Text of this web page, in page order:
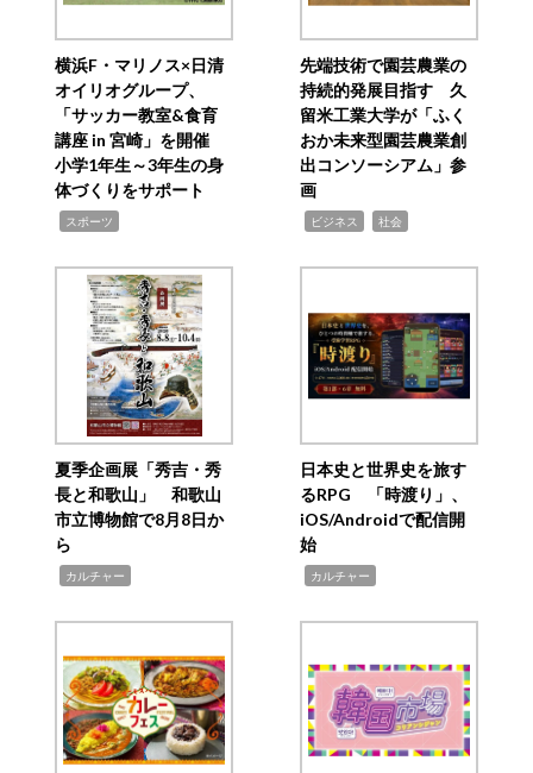
横浜F・マリノス×日清
オイリオグループ、
「サッカー教室&食育
講座 in 宮崎」を開催
小学1年生～3年生の身
体づくりをサポート
スポーツ
先端技術で園芸農業の
持続的発展目指す 久
留米工業大学が「ふく
おか未来型園芸農業創
出コンソーシアム」参
画
ビジネス 社会
夏季企画展「秀吉・秀
長と和歌山」 和歌山
市立博物館で8月8日か
ら
カルチャー
日本史と世界史を旅す
るRPG 「時渡り」、
iOS/Androidで配信開
始
カルチャー